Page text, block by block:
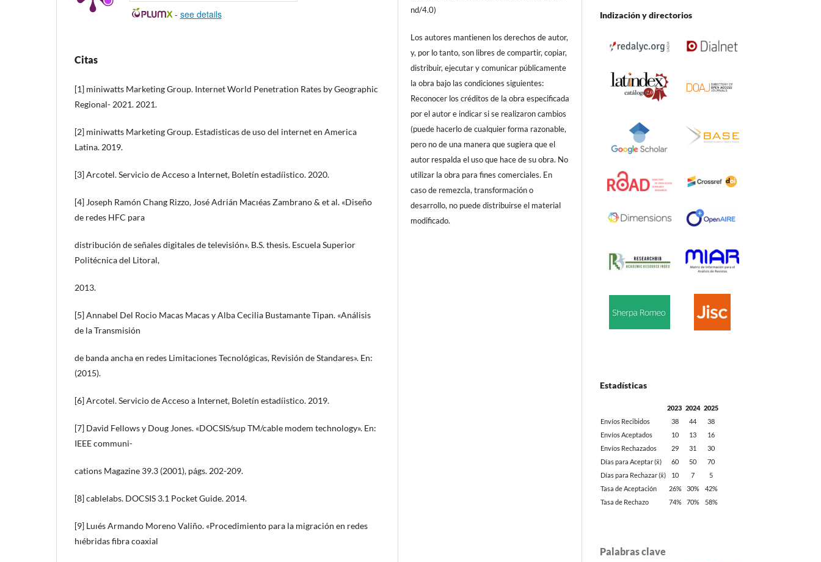
- see details
Citas
[1] miniwatts Marketing Group. Internet World Penetration Rates by Geographic
Regional- 2021. 2021.
[2] miniwatts Marketing Group. Estadisticas de uso del internet en America
Latina. 2019.
[3] Arcotel. Servicio de Acceso a Internet, Boletín estadíistico. 2020.
[4] Joseph Ramón Chang Rizzo, José Adrián Macıéas Zambrano & et al. «Diseño
de redes HFC para
distribución de señales digitales de televisión». B.S. thesis. Escuela Superior
Politécnica del Litoral,
2013.
[5] Annabel Del Rocio Macas Macas y Alba Cecilia Bustamante Tipan. «Análisis
de la Transmisión
de banda ancha en redes Limitaciones Tecnológicas, Revisión de Standares». En:
(2015).
[6] Arcotel. Servicio de Acceso a Internet, Boletín estadíistico. 2019.
[7] David Fellows y Doug Jones. «DOCSIS/sup TM/cable modem technology». En:
IEEE communi-
cations Magazine 39.3 (2001), págs. 202-209.
[8] cablelabs. DOCSIS 3.1 Pocket Guide. 2014.
[9] Luıés Armando Moreno Valiño. «Procedimiento para la migración en redes
hıébridas fibra coaxial
nd/4.0)
Los autores mantienen los derechos de autor,
y, por lo tanto, son libres de compartir, copiar,
distribuir, ejecutar y comunicar públicamente
la obra bajo las condiciones siguientes:
Reconocer los créditos de la obra especificada
por el autor e indicar si se realizaron cambios
(puede hacerlo de cualquier forma razonable,
pero no de una manera que sugiera que el
autor respalda el uso que hace de su obra. No
utilizar la obra para fines comerciales. En
caso de remezcla, transformación o
desarrollo, no puede distribuirse el material
modificado.
Indización y directorios
Estadísticas
2023 2024 2025
Envíos Recibidos
38 44
38
Envíos Aceptados
10 13
16
Envíos Rechazados
29 31
30
Días para Aceptar (x̄)
60 50
70
Días para Rechazar (x̄)
10 7
5
Tasa de Aceptación
26% 30%
42%
Tasa de Rechazo
74% 70% 58%
Palabras clave